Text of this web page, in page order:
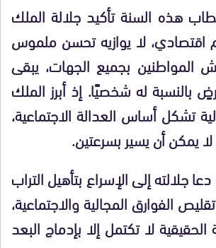
هذه السنة تأكيد جلالة الملك
لا يوازيه تحسن ملموس
بجميع الجهات، يبقى
بالنسبة له شخصيًا. إذ أبرز الملك
تشكل أساس العدالة الاجتماعية،
يمكن أن يسير بسرعتين.
جلالته إلى الإسراع بتأهيل التراب
الفوارق المجالية والاجتماعية،
لا تكتمل إلا بإدماج البعد